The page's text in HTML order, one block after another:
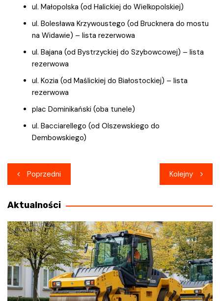
ul. Małopolska (od Halickiej do Wielkopolskiej)
ul. Bolesława Krzywoustego (od Brucknera do mostu
na Widawie) – lista rezerwowa
ul. Bajana (od Bystrzyckiej do Szybowcowej) – lista
rezerwowa
ul. Kozia (od Maślickiej do Białostockiej) – lista
rezerwowa
plac Dominikański (oba tunele)
ul. Bacciarellego (od Olszewskiego do
Dembowskiego)
Nawigacja
wpisu
Poprzedni Kolejny
Aktualności